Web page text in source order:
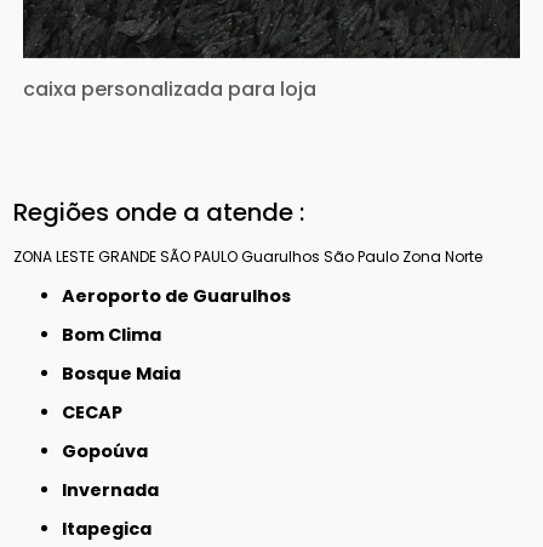
caixa personalizada para loja
Regiões onde a atende :
ZONA LESTEGRANDE SÃO PAULOGuarulhos São Paulo Zona Norte
Aeroporto de Guarulhos
Bom Clima
Bosque Maia
CECAP
Gopoúva
Invernada
Itapegica